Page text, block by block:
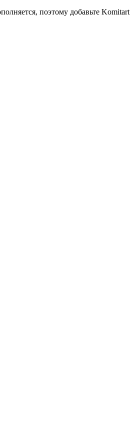
поэтому добавьте Komitart